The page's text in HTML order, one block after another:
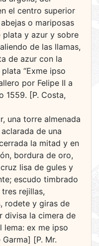
el centro superior
o mariposas
plata y azur y sobre
de las llamas,
de azur con la
“Exme ipso
por Felipe II a
1559. [P. Costa,
una torre almenada
de una
la mitad y en
bordura de oro,
lisa de gules y
escudo timbrado
rejillas,
rodete y giras de
divisa la cimera de
lema: ex me ipso
[P. Mr.